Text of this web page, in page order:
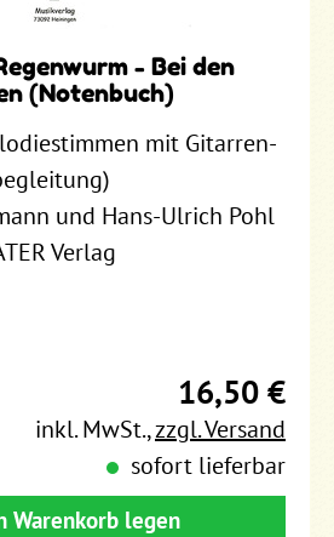
- Bei den
(Notenbuch)
mit Gitarren-
und Hans-Ulrich Pohl
Verlag
16,50 €
inkl. MwSt.,zzgl. Versand
sofort lieferbar
Warenkorb legen